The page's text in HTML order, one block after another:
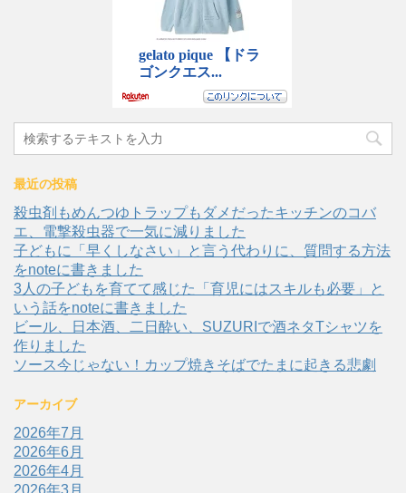
最近の投稿
殺虫剤もめんつゆトラップもダメだったキッチンのコバ
エ、電撃殺虫器で一気に減りました
子どもに「早くしなさい」と言う代わりに、質問する方法
をnoteに書きました
3人の子どもを育てて感じた「育児にはスキルも必要」と
いう話をnoteに書きました
ビール、日本酒、二日酔い、SUZURIで酒ネタTシャツを
作りました
ソース今じゃない！カップ焼きそばでたまに起きる悲劇
アーカイブ
2026年7月
2026年6月
2026年4月
2026年3月